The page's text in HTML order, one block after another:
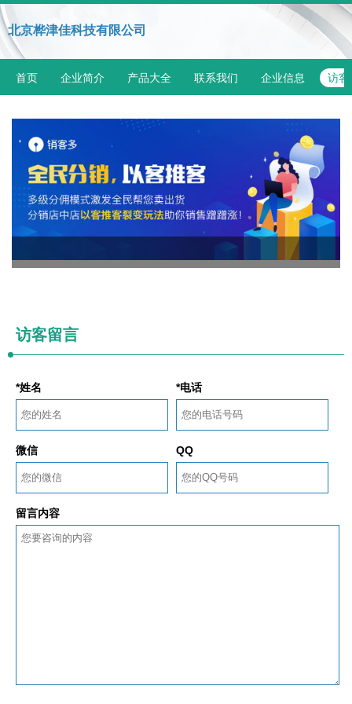
北京桦津佳科技有限公司
首页 企业简介 产品大全 联系我们 企业信息 访客
访客留言
*姓名 *电话
微信 QQ
留言内容